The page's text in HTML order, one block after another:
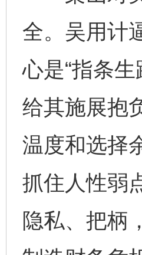
全。吴用计
心是“指条
给其施展抱
温度和选择
抓住人性弱
隐私、把柄